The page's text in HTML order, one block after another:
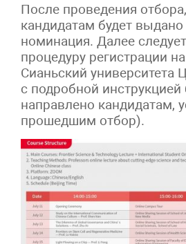
После проведения
кандидатам будет
номинация. Далее
процедуру регистрации
Сианьский университета
с подробной инструкцией
направлено кандидатам,
прошедшим отбор).